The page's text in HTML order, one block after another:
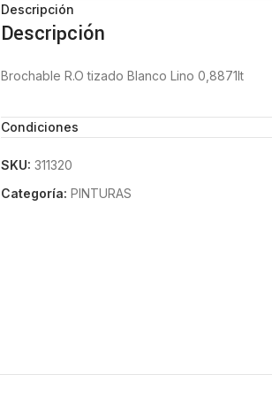
Descripción
Descripción
Brochable R.O tizado Blanco Lino 0,8871lt
Condiciones
SKU: 311320
Categoría: PINTURAS